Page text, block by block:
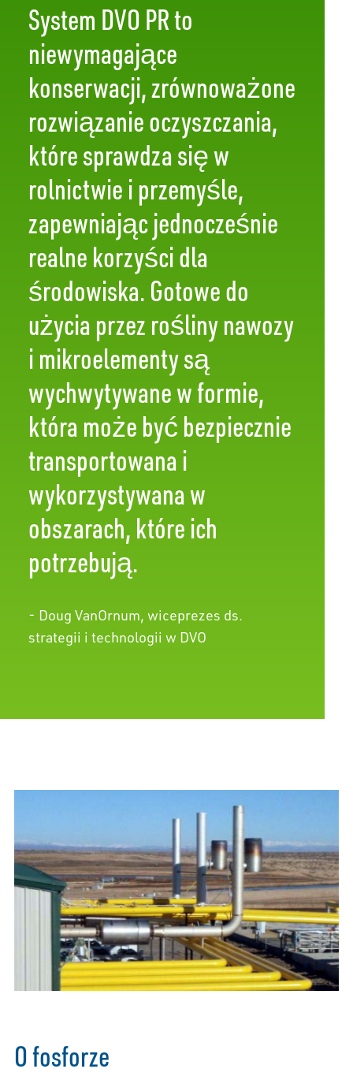
System DVO PR to
niewymagające
konserwacji, zrównoważone
rozwiązanie oczyszczania,
które sprawdza się w
rolnictwie i przemyśle,
zapewniając jednocześnie
realne korzyści dla
środowiska. Gotowe do
użycia przez rośliny nawozy
i mikroelementy są
wychwytywane w formie,
która może być bezpiecznie
transportowana i
wykorzystywana w
obszarach, które ich
potrzebują.
- Doug VanOrnum, wiceprezes ds.
strategii i technologii w DVO
O fosforze